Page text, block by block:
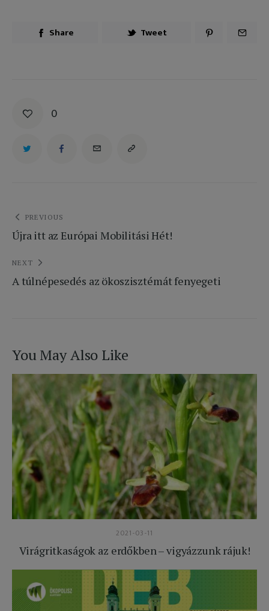
Share Tweet
0
Bejegyzés
navigáció
PREVIOUS
Újra itt az Európai Mobilitási Hét!
NEXT
A túlnépesedés az ökoszisztémát fenyegeti
You May Also Like
2021-03-11
Virágritkaságok az erdőkben – vigyázzunk rájuk!